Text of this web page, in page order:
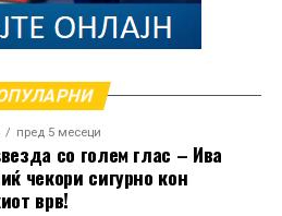
пред 5 месеци
со голем глас – Ива
чекори сигурно кон
врв!